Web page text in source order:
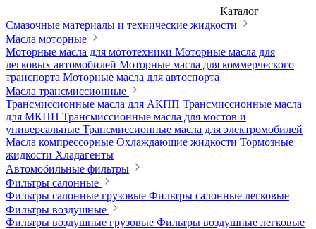
Каталог
Смазочные материалы и технические жидкости
Масла моторные
Моторные масла для мототехники Моторные масла для
легковых автомобилей Моторные масла для коммерческого
транспорта Моторные масла для автоспорта
Масла трансмиссионные
Трансмиссионные масла для АКПП Трансмиссионные масла
для МКПП Трансмиссионные масла для мостов и
универсальные Трансмиссионные масла для электромобилей
Масла компрессорные Охлаждающие жидкости Тормозные
жидкости Хладагенты
Автомобильные фильтры
Фильтры салонные
Фильтры салонные грузовые Фильтры салонные легковые
Фильтры воздушные
Фильтры воздушные грузовые Фильтры воздушные легковые